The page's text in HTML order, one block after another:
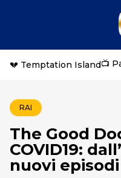
💔 Temptation Island📺
RAI
The Good
COVID19:
nuovi episodi